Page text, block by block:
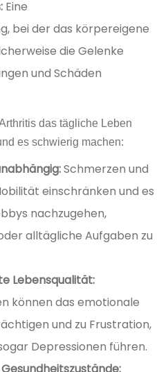
Eine
bei der das körpereigene
die Gelenke
und Schäden
das tägliche Leben
es schwierig machen:
Schmerzen und
einschränken und es
nachzugehen,
alltägliche Aufgaben zu
Lebensqualität:
können das emotionale
und zu Frustration,
Depressionen führen.